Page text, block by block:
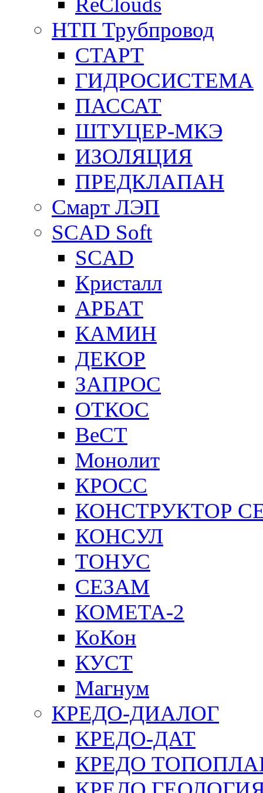
НТП Трубпровод
СТАРТ
ГИДРОСИСТЕМА
ПАССАТ
ШТУЦЕР-МКЭ
ИЗОЛЯЦИЯ
ПРЕДКЛАПАН
Смарт ЛЭП
SCAD Soft
SCAD
Кристалл
АРБАТ
КАМИН
ДЕКОР
ЗАПРОС
ОТКОС
ВеСТ
Монолит
КРОСС
КОНСТРУКТОР
КОНСУЛ
ТОНУС
СЕЗАМ
КОМЕТА-2
КоКон
КУСТ
Магнум
КРЕДО-ДИАЛОГ
КРЕДО-ДАТ
КРЕДО